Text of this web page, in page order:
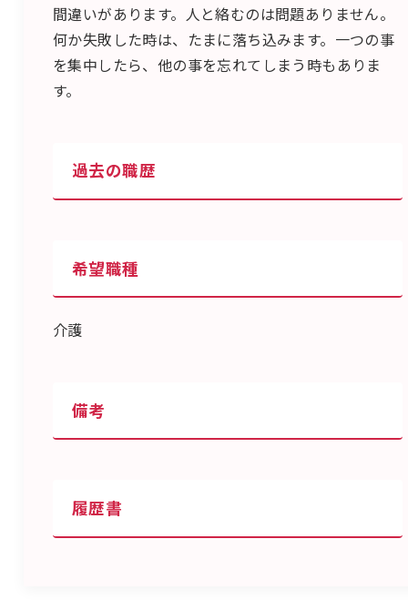
間違いがあります。人と絡むのは問題ありません。
何か失敗した時は、たまに落ち込みます。一つの事
を集中したら、他の事を忘れてしまう時もありま
す。
過去の職歴
希望職種
介護
備考
履歴書